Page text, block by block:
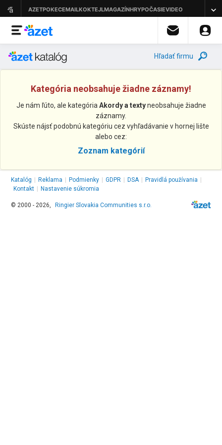
Hľadať firmu
Kategória neobsahuje žiadne záznamy!
Je nám ľúto, ale kategória Akordy a textyneobsahuje žiadne
záznamy.
Skúste nájsť podobnú kategóriu cez vyhľadávanie v hornej lište
alebo cez:
Zoznam kategórií
Katalóg Reklama Podmienky GDPR DSA Pravidlá používania
Kontakt
Nastavenie súkromia
© 2000 - 2026, Ringier Slovakia Communities s.r.o.